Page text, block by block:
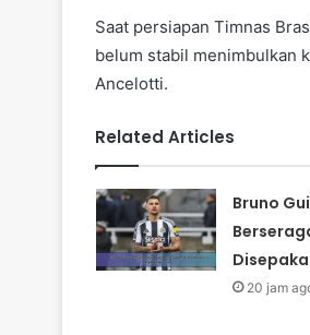
Saat persiapan Timnas
belum stabil menimbulkan
Ancelotti.
Related Articles
Bruno
20 jam